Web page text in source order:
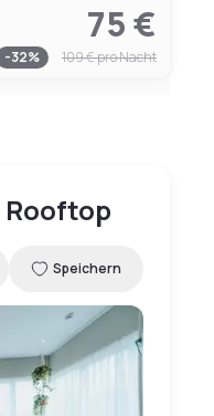
75 €
-32% 109 €pro Nacht
Rooftop
Speichern